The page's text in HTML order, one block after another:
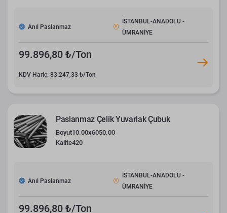
Anıl Paslanmaz
İSTANBUL-ANADOLU -
ÜMRANİYE
99.896,80 ₺/Ton
KDV Hariç: 83.247,33 ₺/Ton
Paslanmaz Çelik Yuvarlak Çubuk
Boyut10.00x6050.00
Kalite420
Anıl Paslanmaz
İSTANBUL-ANADOLU -
ÜMRANİYE
99.896,80 ₺/Ton